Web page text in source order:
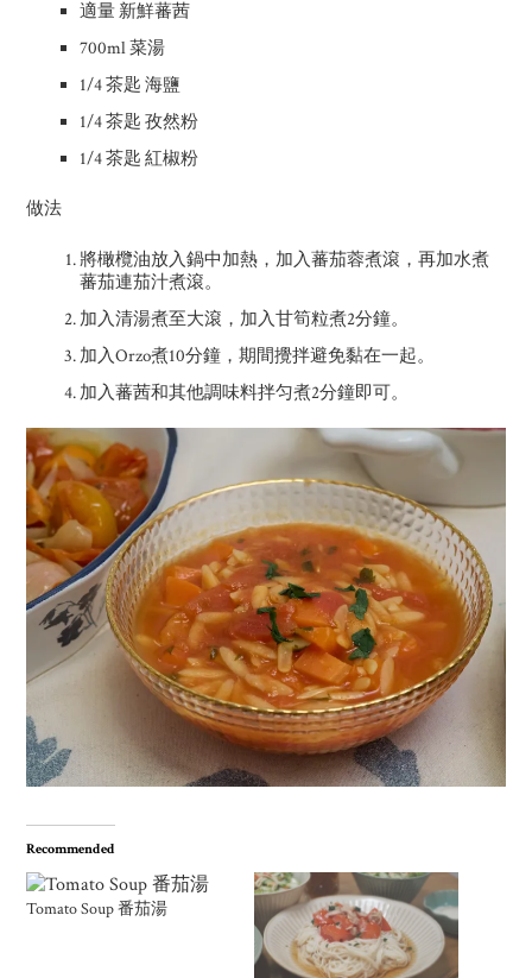
適量 新鮮蕃茜
700ml 菜湯
1/4 茶匙 海鹽
1/4 茶匙 孜然粉
1/4 茶匙 紅椒粉
做法
將橄欖油放入鍋中加熱，加入蕃茄蓉煮滾，再加水煮
蕃茄連茄汁煮滾。
加入清湯煮至大滾，加入甘筍粒煮2分鐘。
加入Orzo煮10分鐘，期間攪拌避免黏在一起。
加入蕃茜和其他調味料拌匀煮2分鐘即可。
Recommended
Tomato Soup 番茄湯